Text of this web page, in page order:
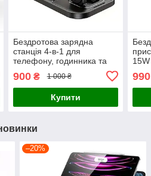
Бездротова зарядна
станція 4-в-1 для
телефону, годинника та
навушників (Multifunctional
Wireless Charging Station)
900₴ 1 000 ₴
Купити
990
–20%